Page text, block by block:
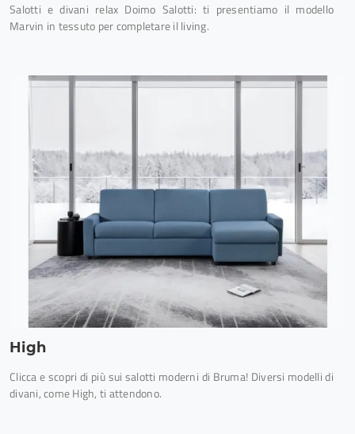
Salotti e divani relax Doimo Salotti: ti presentiamo il modello
Marvin in tessuto per completare il living.
High
Clicca e scopri di più sui salotti moderni di Bruma! Diversi modelli di
divani, come High, ti attendono.